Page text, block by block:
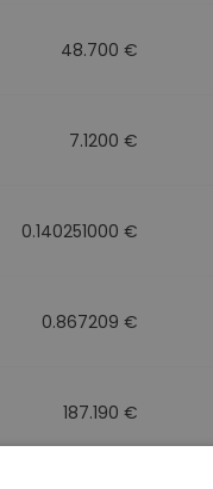
48.700 €
7.1200 €
0.140251000 €
0.867209 €
187.190 €